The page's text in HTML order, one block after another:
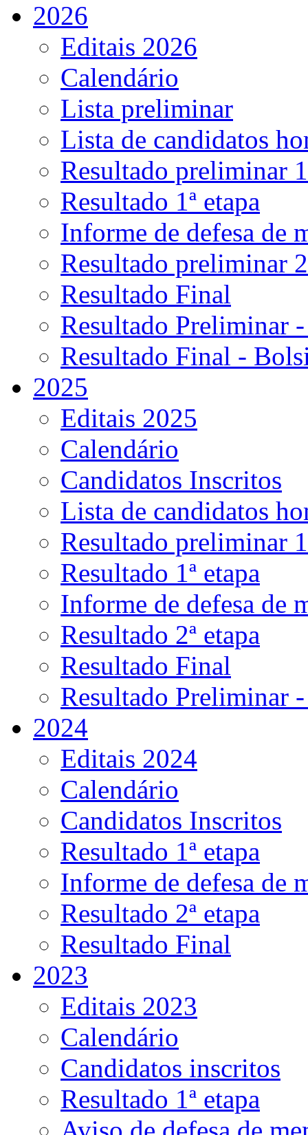
2026
Editais 2026
Calendário
Lista preliminar
Lista de candidatos
Resultado preliminar
Resultado 1ª etapa
Informe de defesa de
Resultado preliminar
Resultado Final
Resultado Preliminar
Resultado Final -
2025
Editais 2025
Calendário
Candidatos Inscritos
Lista de candidatos
Resultado preliminar
Resultado 1ª etapa
Informe de defesa de
Resultado 2ª etapa
Resultado Final
Resultado Preliminar
2024
Editais 2024
Calendário
Candidatos Inscritos
Resultado 1ª etapa
Informe de defesa de
Resultado 2ª etapa
Resultado Final
2023
Editais 2023
Calendário
Candidatos inscritos
Resultado 1ª etapa